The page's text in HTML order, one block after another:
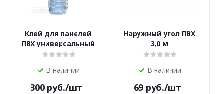
Клей для панелей
ПВХ универсальный
В наличии
300 руб./шт
Наружный угол ПВХ
3,0 м
В наличии
69 руб./шт